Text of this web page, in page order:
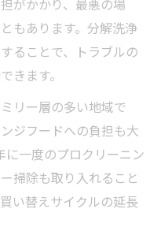
もあります。分解洗浄
ることで、トラブルの
きます。
リー層の多い地域で
ジフードへの負担も大
に一度のプロクリーニン
掃除も取り入れること
い替えサイクルの延長